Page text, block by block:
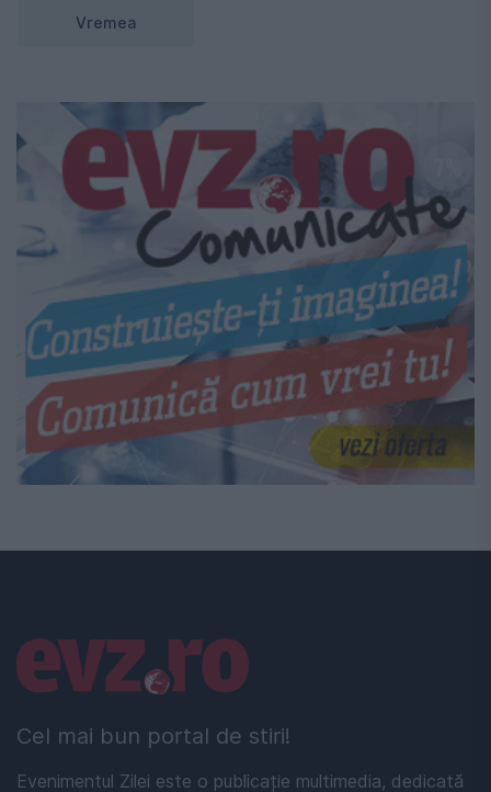
Vremea
Cel mai bun portal de stiri!
Evenimentul Zilei este o publicație multimedia, dedicată
Linkuri utile